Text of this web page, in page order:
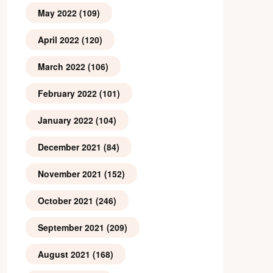
May 2022(109)
April 2022(120)
March 2022(106)
February 2022(101)
January 2022(104)
December 2021 (84)
November 2021 (152)
October 2021 (246)
September 2021 (209)
August 2021 (168)